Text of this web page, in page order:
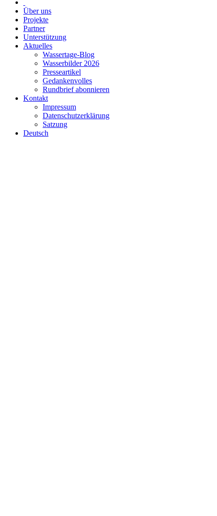
Über uns
Projekte
Partner
Unterstützung
Aktuelles
Wassertage-Blog
Wasserbilder 2026
Presseartikel
Gedankenvolles
Rundbrief abonnieren
Kontakt
Impressum
Datenschutzerklärung
Satzung
Deutsch